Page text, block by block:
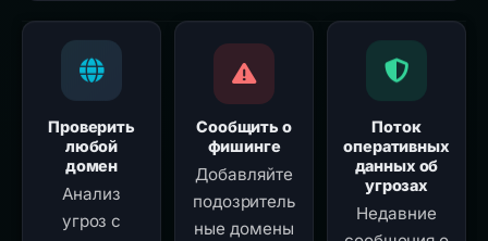
Проверить
любой
домен
Анализ
угроз с
Сообщить о
фишинге
Добавляйте
подозритель
ные домены
Поток
оперативных
данных об
угрозах
Недавние